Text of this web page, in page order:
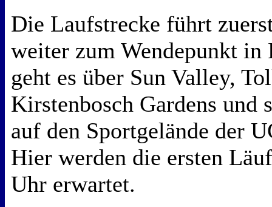
Die Laufstrecke führt
weiter zum Wendepunkt in
geht es über Sun Valley,
Kirstenbosch Gardens
auf den Sportgelände der
Hier werden die ersten
Uhr erwartet.